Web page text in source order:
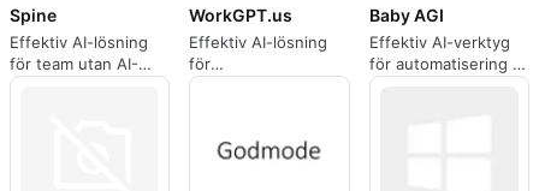
Spine
Effektiv AI-lösning
för team utan AI-
expertis
WorkGPT.us
Effektiv AI-lösning
för
arbetsproduktivitet
Baby AGI
Effektiv AI-verktyg
för automatisering av
arbetsflöden